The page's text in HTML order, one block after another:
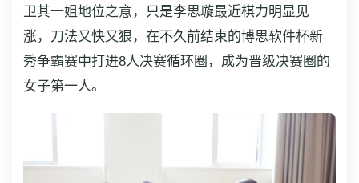
卫其一姐地位之意，只是李思璇最近棋力明显见
涨，刀法又快又狠，在不久前结束的博思软件杯新
秀争霸赛中打进8人决赛循环圈，成为晋级决赛圈的
女子第一人。